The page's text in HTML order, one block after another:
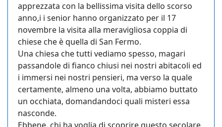
apprezzata con la bellissima visita dello scorso
anno,i i senior hanno organizzato per il 17
novembre la visita alla meravigliosa coppia di
chiese che è quella di San Fermo.
Una chiesa che tutti vediamo spesso, magari
passandole di fianco chiusi nei nostri abitacoli ed
i immersi nei nostri pensieri, ma verso la quale
certamente, almeno una volta, abbiamo buttato
un occhiata, domandandoci quali misteri essa
nasconde.